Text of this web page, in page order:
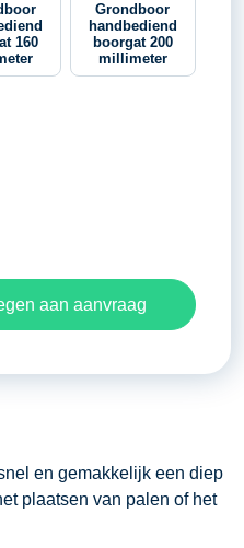
160
Grondboor
handbediend
boorgat 200
millimeter
aan aanvraag
en gemakkelijk een diep
plaatsen van palen of het